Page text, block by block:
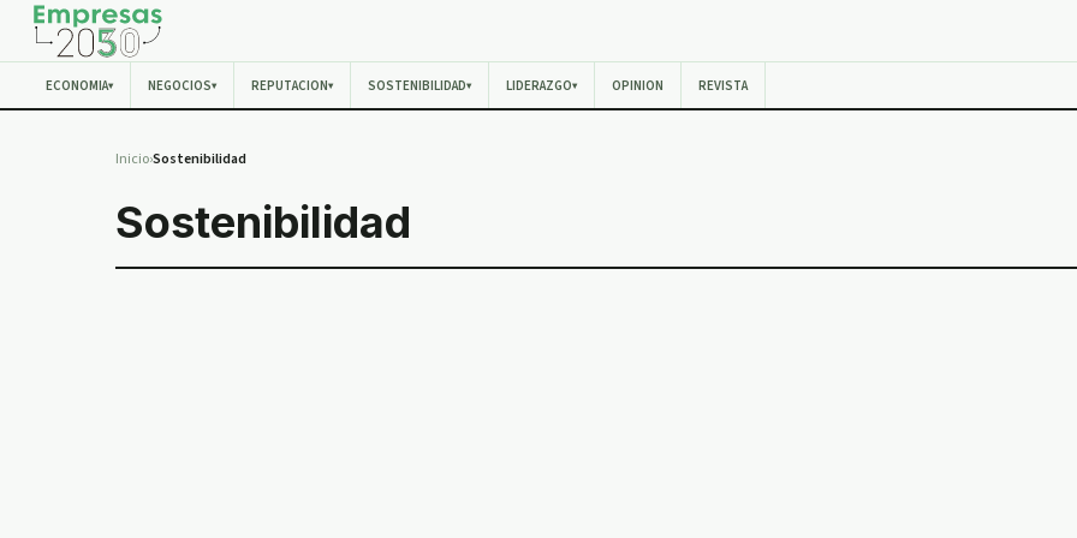
ECONOMIA▾ NEGOCIOS▾ REPUTACION▾ SOSTENIBILIDAD▾ LIDERAZGO▾ OPINION REVISTA
Inicio›Sostenibilidad
Sostenibilidad